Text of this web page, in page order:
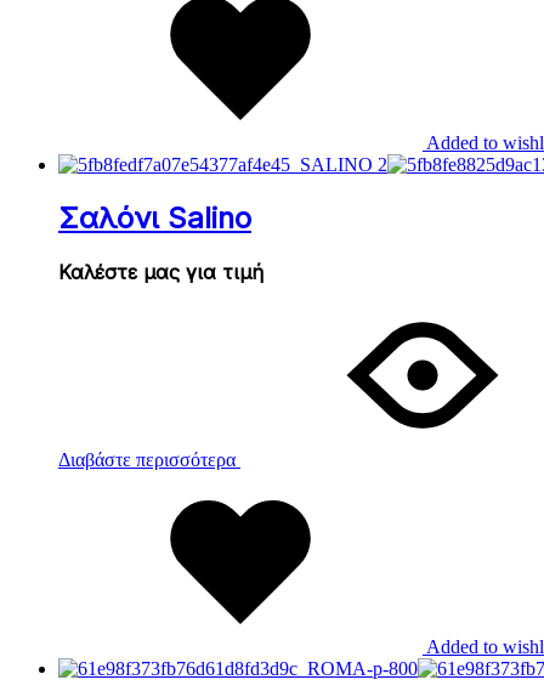
Added to
Σαλόνι Salino
Καλέστε μας για τιμή
Διαβάστε περισσότερα
Added to